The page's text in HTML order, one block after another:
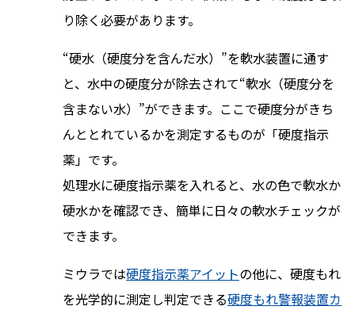
り除く必要があります。
“硬水（硬度分を含んだ水）”を軟水装置に通す
と、水中の硬度分が除去されて“軟水（硬度分を
含まない水）”ができます。ここで硬度分がきち
んととれているかを測定するものが「硬度指示
薬」です。
処理水に硬度指示薬を入れると、水の色で軟水か
硬水かを確認でき、簡単に日々の軟水チェックが
できます。
ミウラでは硬度指示薬アイットの他に、硬度もれ
を光学的に測定し判定できる硬度もれ警報装置カ